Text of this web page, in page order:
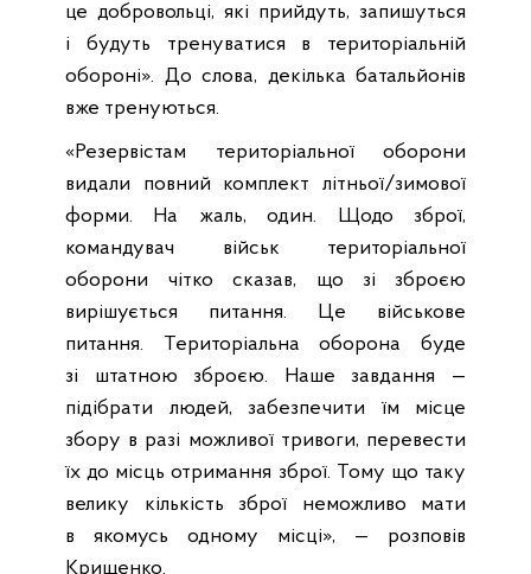
це добровольці, які прийдуть, запишуться
і будуть тренуватися в територіальній
обороні». До слова, декілька батальйонів
вже тренуються.
«Резервістам територіальної оборони
видали повний комплект літньої/зимової
форми. На жаль, один. Щодо зброї,
командувач військ територіальної
оборони чітко сказав, що зі зброєю
вирішується питання. Це військове
питання. Територіальна оборона буде
зі штатною зброєю. Наше завдання —
підібрати людей, забезпечити їм місце
збору в разі можливої тривоги, перевести
їх до місць отримання зброї. Тому що таку
велику кількість зброї неможливо мати
в якомусь одному місці», — розповів
Крищенко.